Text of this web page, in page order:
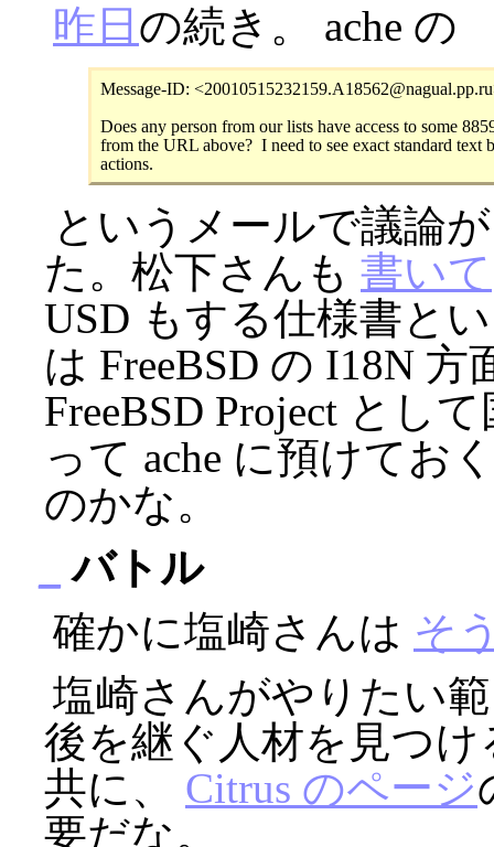
昨日の続き。 ache の
Message-ID:
Does any person from our lists have access to some
from the URL above?  I need to see exact standard text
というメールで議論
た。松下さんも 書いて
USD もする仕様書と
は FreeBSD の I18N
FreeBSD Project とし
って ache に預けてお
のかな。
バトル
確かに塩崎さんは そ
塩崎さんがやりたい
後を継ぐ人材を見つ
共に、 Citrus のページ
要だな。